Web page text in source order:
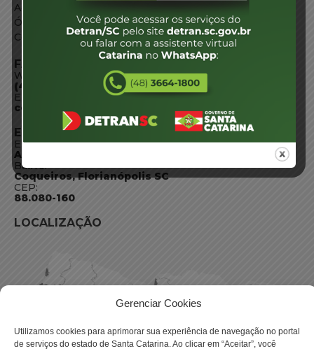
Gerenciar Cookies
Utilizamos cookies para aprimorar sua experiência de navegação no portal
de serviços do estado de Santa Catarina. Ao clicar em “Aceitar”, você
Acesso à Informação
Órgãos do Governo
Conheça SC
FALE CONOSCO
WhatsApp:
(48) 3664-1800
E-mail:
centraldeinformacoes@detran.sc.gov.br
ENDEREÇO
Endereço:
Av. Almirante Tamandaré - 480
Bairro:
Coqueiros, Florianópolis SC
CEP:
88.080-160
LOCALIZAÇÃO